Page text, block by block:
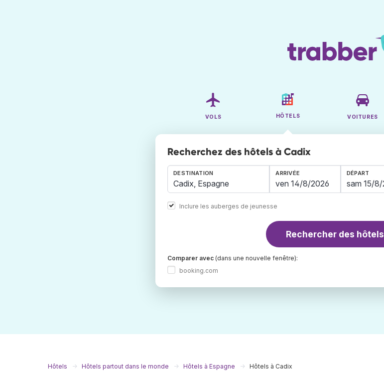
VOLS HÔTELS VOITURES
Recherchez des hôtels à Cadix
DESTINATION
Inclure les auberges de jeunesse
ARRIVÉE DÉPART
Rechercher des hôtels
Comparer avec (dans une nouvelle fenêtre):
booking.com
Hôtels Hôtels partout dans le monde Hôtels à Espagne Hôtels à Cadix